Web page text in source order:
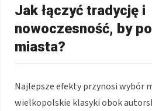
Jak łączyć tradycję i
nowoczesność, by
miasta?
Najlepsze efekty przynosi wybór
wielkopolskie klasyki obok